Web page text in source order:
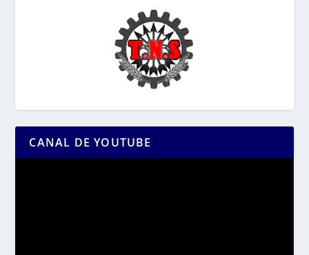
CANAL DE YOUTUBE